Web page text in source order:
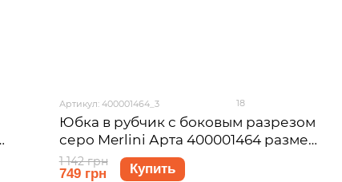
Артикул: 400001464_3 18
Юбка в рубчик с боковым разрезом
серо Merlini Арта 400001464 размер
2XL-3XL
1 142 грн
749 грн Купить